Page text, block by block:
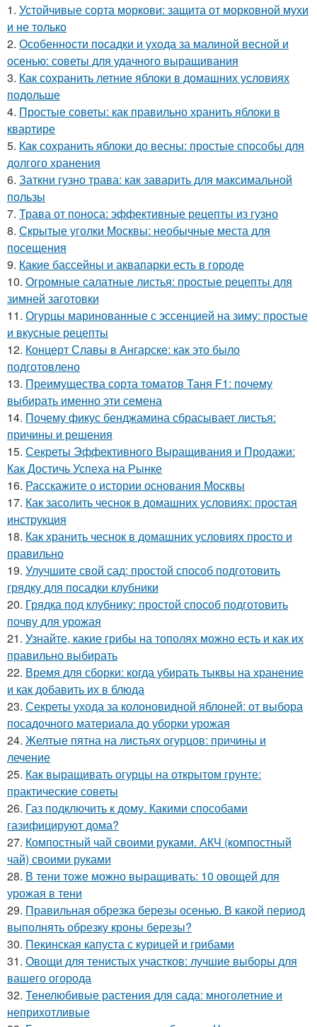
1. Устойчивые сорта моркови: защита от морковной мухи
и не только
2. Особенности посадки и ухода за малиной весной и
осенью: советы для удачного выращивания
3. Как сохранить летние яблоки в домашних условиях
подольше
4. Простые советы: как правильно хранить яблоки в
квартире
5. Как сохранить яблоки до весны: простые способы для
долгого хранения
6. Заткни гузно трава: как заварить для максимальной
пользы
7. Трава от поноса: эффективные рецепты из гузно
8. Скрытые уголки Москвы: необычные места для
посещения
9. Какие бассейны и аквапарки есть в городе
10. Огромные салатные листья: простые рецепты для
зимней заготовки
11. Огурцы маринованные с эссенцией на зиму: простые
и вкусные рецепты
12. Концерт Славы в Ангарске: как это было
подготовлено
13. Преимущества сорта томатов Таня F1: почему
выбирать именно эти семена
14. Почему фикус бенджамина сбрасывает листья:
причины и решения
15. Секреты Эффективного Выращивания и Продажи:
Как Достичь Успеха на Рынке
16. Расскажите о истории основания Москвы
17. Как засолить чеснок в домашних условиях: простая
инструкция
18. Как хранить чеснок в домашних условиях просто и
правильно
19. Улучшите свой сад: простой способ подготовить
грядку для посадки клубники
20. Грядка под клубнику: простой способ подготовить
почву для урожая
21. Узнайте, какие грибы на тополях можно есть и как их
правильно выбирать
22. Время для сборки: когда убирать тыквы на хранение
и как добавить их в блюда
23. Секреты ухода за колоновидной яблоней: от выбора
посадочного материала до уборки урожая
24. Желтые пятна на листьях огурцов: причины и
лечение
25. Как выращивать огурцы на открытом грунте:
практические советы
26. Газ подключить к дому. Какими способами
газифицируют дома?
27. Компостный чай своими руками. АКЧ (компостный
чай) своими руками
28. В тени тоже можно выращивать: 10 овощей для
урожая в тени
29. Правильная обрезка березы осенью. В какой период
выполнять обрезку кроны березы?
30. Пекинская капуста с курицей и грибами
31. Овощи для тенистых участков: лучшие выборы для
вашего огорода
32. Тенелюбивые растения для сада: многолетние и
неприхотливые